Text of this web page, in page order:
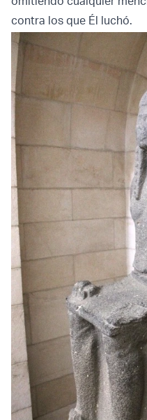
contra los que Él luchó.